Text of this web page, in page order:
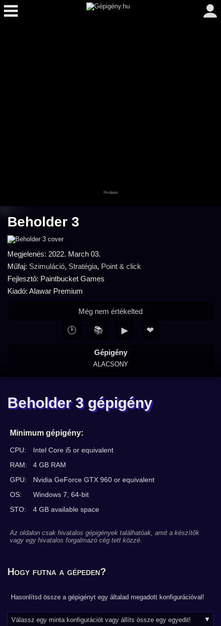
Beholder 3
Megjelenés: 2022. March 03.
Műfaj: Szimuláció, Stratégia, Point & click
Fejlesztő: Paintbucket Games
Kiadó: Alawar Premium
Gépigény
ALACSONY
Még nem értékelted
🕑 📚 ▶ ❤
Beholder 3 gépigény
Minimum gépigény:
CPU:
Intel Core i5 or equivalent
RAM:
4 GB RAM
GPU:
Nvidia GeForce GTX 960 or equivalent
OS:
Windows 7, 64-bit
STO:
4 GB available space
Az oldalon csak hivatalos gépigények találhatóak, amit a készítők
vagy egy hivatalos forgalmazó cég tett közzé.
Hogy futna a gépeden?
Hasonlítsd össze a gépigényt egy általad megadott konfigurációval!